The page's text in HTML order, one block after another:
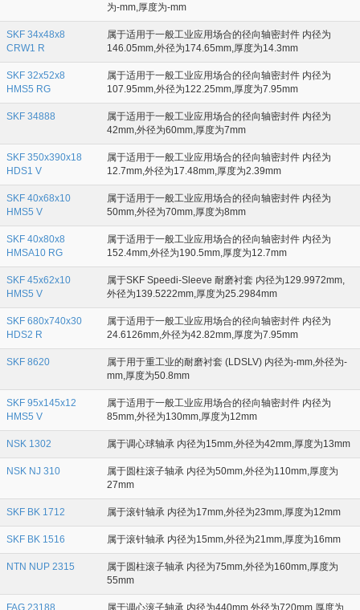
为-mm,厚度为-mm
SKF 34x48x8
CRW1 R
属于适用于一般工业应用场合的径向轴密封件 内径为
146.05mm,外径为174.65mm,厚度为14.3mm
SKF 32x52x8
HMS5 RG
属于适用于一般工业应用场合的径向轴密封件 内径为
107.95mm,外径为122.25mm,厚度为7.95mm
SKF 34888
属于适用于一般工业应用场合的径向轴密封件 内径为
42mm,外径为60mm,厚度为7mm
SKF 350x390x18
HDS1 V
属于适用于一般工业应用场合的径向轴密封件 内径为
12.7mm,外径为17.48mm,厚度为2.39mm
SKF 40x68x10
HMS5 V
属于适用于一般工业应用场合的径向轴密封件 内径为
50mm,外径为70mm,厚度为8mm
SKF 40x80x8
HMSA10 RG
属于适用于一般工业应用场合的径向轴密封件 内径为
152.4mm,外径为190.5mm,厚度为12.7mm
SKF 45x62x10
HMS5 V
属于SKF Speedi-Sleeve 耐磨衬套 内径为129.9972mm,
外径为139.5222mm,厚度为25.2984mm
SKF 680x740x30
HDS2 R
属于适用于一般工业应用场合的径向轴密封件 内径为
24.6126mm,外径为42.82mm,厚度为7.95mm
SKF 8620
属于用于重工业的耐磨衬套 (LDSLV) 内径为-mm,外径为-
mm,厚度为50.8mm
SKF 95x145x12
HMS5 V
属于适用于一般工业应用场合的径向轴密封件 内径为
85mm,外径为130mm,厚度为12mm
NSK 1302 属于调心球轴承 内径为15mm,外径为42mm,厚度为13mm
NSK NJ 310
属于圆柱滚子轴承 内径为50mm,外径为110mm,厚度为
27mm
SKF BK 1712 属于滚针轴承 内径为17mm,外径为23mm,厚度为12mm
SKF BK 1516 属于滚针轴承 内径为15mm,外径为21mm,厚度为16mm
NTN NUP 2315
属于圆柱滚子轴承 内径为75mm,外径为160mm,厚度为
55mm
FAG 23188 属于调心滚子轴承 内径为440mm,外径为720mm,厚度为